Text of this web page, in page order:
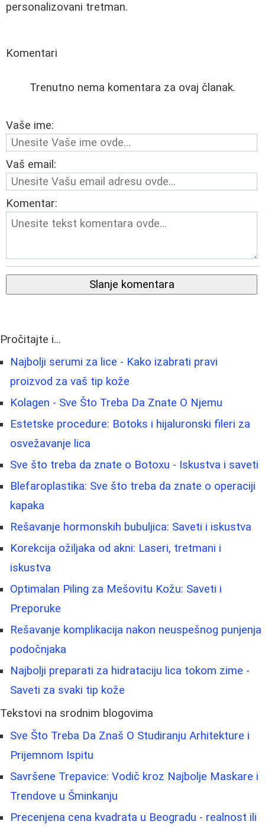
personalizovani tretman.
Komentari
Trenutno nema komentara za ovaj članak.
Vaše ime:
Vaš email:
Komentar:
Slanje komentara
Pročitajte i...
Najbolji serumi za lice - Kako izabrati pravi
proizvod za vaš tip kože
Kolagen - Sve Što Treba Da Znate O Njemu
Estetske procedure: Botoks i hijaluronski fileri za
osvežavanje lica
Sve što treba da znate o Botoxu - Iskustva i saveti
Blefaroplastika: Sve što treba da znate o operaciji
kapaka
Rešavanje hormonskih bubuljica: Saveti i iskustva
Korekcija ožiljaka od akni: Laseri, tretmani i
iskustva
Optimalan Piling za Mešovitu Kožu: Saveti i
Preporuke
Rešavanje komplikacija nakon neuspešnog punjenja
podočnjaka
Najbolji preparati za hidrataciju lica tokom zime -
Saveti za svaki tip kože
Tekstovi na srodnim blogovima
Sve Što Treba Da Znaš O Studiranju Arhitekture i
Prijemnom Ispitu
Savršene Trepavice: Vodič kroz Najbolje Maskare i
Trendove u Šminkanju
Precenjena cena kvadrata u Beogradu - realnost ili